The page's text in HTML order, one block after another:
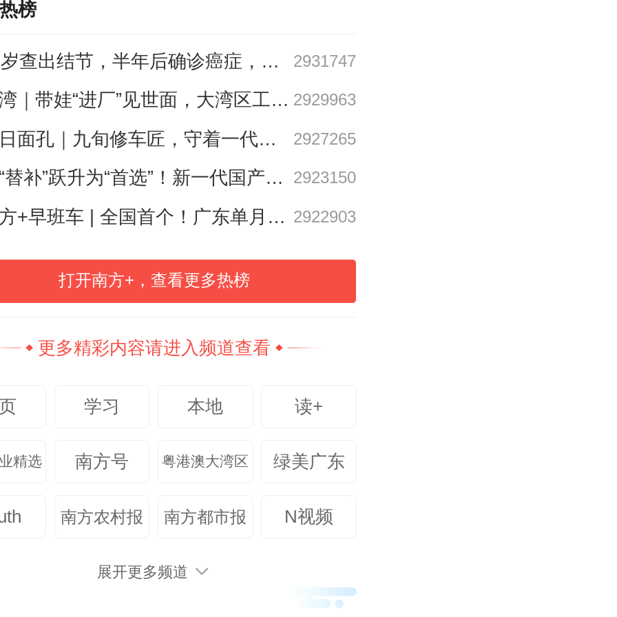
榜
27岁查出结节，半年后确诊癌症，甲状腺癌真的“懒”吗？ 2931747
遛湾｜带娃“进厂”见世面，大湾区工业研学攻略请查收 2929963
今日面孔｜九旬修车匠，守着一代又一代车轮转 2927265
从“替补”跃升为“首选”！新一代国产核心工业软件加速冲高端 2923150
南方+早班车 | 全国首个！广东单月用电量突破千亿千瓦时 2922903
打开南方+，查看更多热榜
更多精彩内容请进入频道查看
学习 本地 读+
精选 南方号 粤港澳大湾区 绿美广东
南方农村报 南方都市报 N视频
展开更多频道